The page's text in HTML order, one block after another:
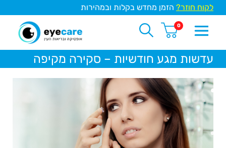
לקוח חוזר? הזמן מחדש בקלות ובמהירות
0
עדשות מגע חודשיות – סקירה מקיפה